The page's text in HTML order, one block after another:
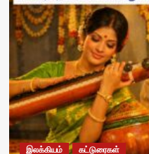
இலக்கியம் கட்டுரைகள்